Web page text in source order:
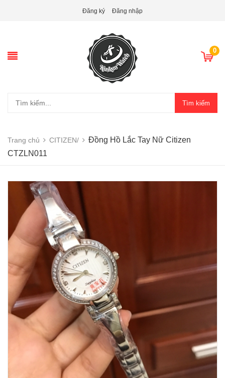
Đăng ký Đăng nhập
0
Tìm kiếm
Trang chủ CITIZEN/
Đồng Hồ Lắc Tay Nữ Citizen
CTZLN011